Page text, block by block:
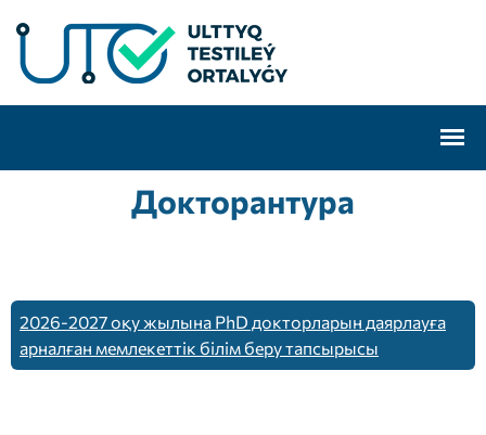
Докторантура
2026-2027 оқу жылына PhD докторларын даярлауға
арналған мемлекеттік білім беру тапсырысы